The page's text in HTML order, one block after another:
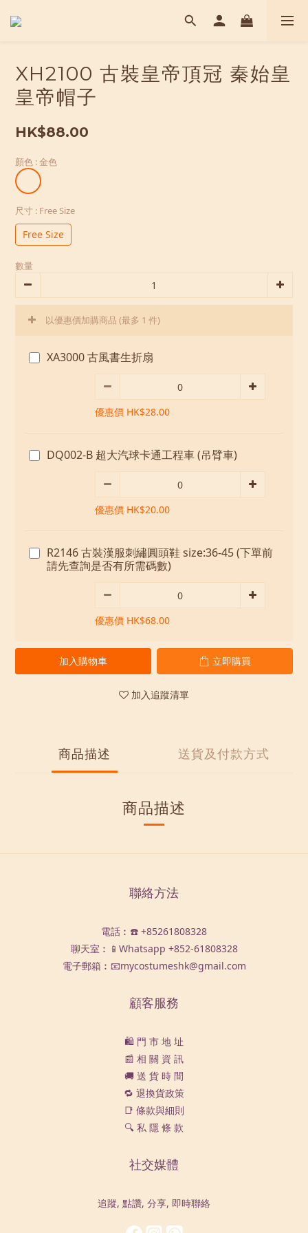
XH2100 古裝皇帝頂冠 秦始皇
皇帝帽子
HK$88.00
顏色 : 金色
尺寸 : Free Size
Free Size
數量
以優惠價加購商品 (最多 1 件)
XA3000 古風書生折扇
優惠價 HK$28.00
DQ002-B 超大汽球卡通工程車 (吊臂車)
優惠價 HK$20.00
R2146 古裝漢服刺繡圓頭鞋 size:36-45 (下單前
請先查詢是否有所需碼數)
優惠價 HK$68.00
加入購物車 立即購買
加入追蹤清單
商品描述 送貨及付款方式
商品描述
聯絡方法
電話︰☎️ +85261808328
聊天室︰📱Whatsapp +852-61808328
電子郵箱︰📧mycostumeshk@gmail.com
顧客服務
🛍️ 門 市 地 址
📰 相 關 資 訊
🚚 送 貨 時 間
🔁 退換貨政策
📑 條款與細則
🔍 私 隱 條 款
社交媒體
追蹤, 點讚, 分享, 即時聯絡